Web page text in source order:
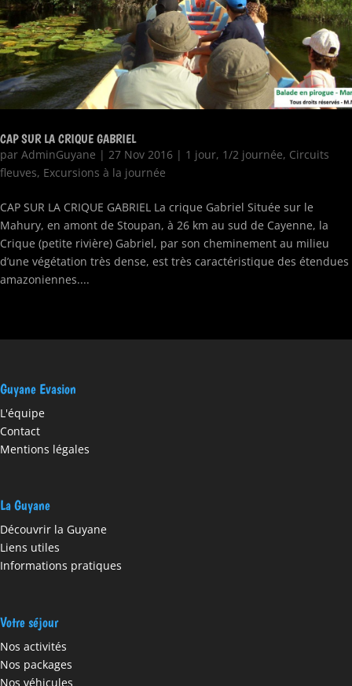
CAP SUR LA CRIQUE GABRIEL
par AdminGuyane | 27 Nov 2016 | 1 jour, 1/2 journée, Circuits
fleuves, Excursions à la journée
CAP SUR LA CRIQUE GABRIEL La crique Gabriel Située sur le
Mahury, en amont de Stoupan, à 26 km au sud de Cayenne, la
Crique (petite rivière) Gabriel, par son cheminement au milieu
d’une végétation très dense, est très caractéristique des étendues
amazoniennes....
Guyane Evasion
L'équipe
Contact
Mentions légales
La Guyane
Découvrir la Guyane
Liens utiles
Informations pratiques
Votre séjour
Nos activités
Nos packages
Nos véhicules